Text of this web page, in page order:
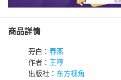
商品詳情
旁白： 春燕
作者： 王哼
出版社： 东方视角